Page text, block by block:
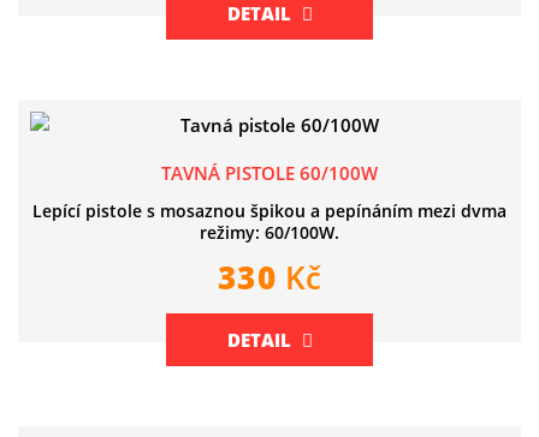
DETAIL
TAVNÁ PISTOLE 60/100W
Lepící pistole s mosaznou špikou a pepínáním mezi dvma
režimy: 60/100W.
330 Kč
DETAIL